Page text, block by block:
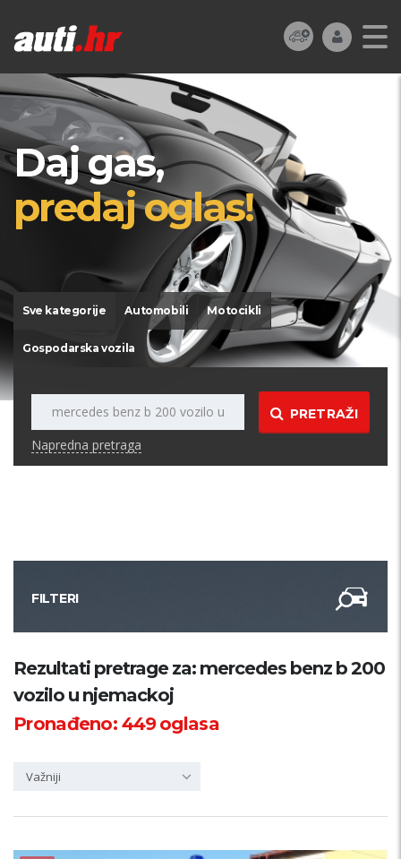
Daj gas,
predaj oglas!
Sve kategorije Automobili Motocikli
Gospodarska vozila
PRETRAŽI
Napredna pretraga
FILTERI
Kategorija
Županija
Rezultati pretrage za: mercedes benz b 200
vozilo u njemackoj
Pronađeno:449oglasa
Važniji